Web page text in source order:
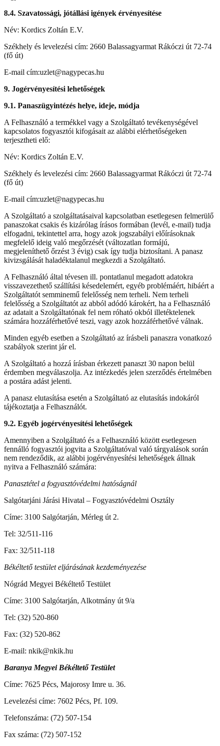
8.4. Szavatossági, jótállási igények érvényesítése
Név: Kordics Zoltán E.V.
Székhely és levelezési cím: 2660 Balassagyarmat Rákóczi út 72-74
(fő út)
E-mail cím:uzlet@nagypecas.hu
9. Jogérvényesítési lehetőségek
9.1. Panaszügyintézés helye, ideje, módja
A Felhasználó a termékkel vagy a Szolgáltató tevékenységével
kapcsolatos fogyasztói kifogásait az alábbi elérhetőségeken
terjesztheti elő:
Név: Kordics Zoltán E.V.
Székhely és levelezési cím: 2660 Balassagyarmat Rákóczi út 72-74
(fő út)
E-mail cím:uzlet@nagypecas.hu
A Szolgáltató a szolgáltatásaival kapcsolatban esetlegesen felmerülő
panaszokat csakis és kizárólag írásos formában (levél, e-mail) tudja
elfogadni, tekintettel arra, hogy azok jogszabályi előírásoknak
megfelelő ideig való megőrzését (változatlan formájú,
megjeleníthető őrzést 3 évig) csak így tudja biztosítani. A panasz
kivizsgálását haladéktalanul megkezdi a Szolgáltató.
A Felhasználó által tévesen ill. pontatlanul megadott adatokra
visszavezethető szállítási késedelemért, egyéb problémáért, hibáért a
Szolgáltatót semminemű felelősség nem terheli. Nem terheli
felelősség a Szolgáltatót az abból adódó károkért, ha a Felhasználó
az adatait a Szolgáltatónak fel nem róható okból illetéktelenek
számára hozzáférhetővé teszi, vagy azok hozzáférhetővé válnak.
Minden egyéb esetben a Szolgáltató az írásbeli panaszra vonatkozó
szabályok szerint jár el.
A Szolgáltató a hozzá írásban érkezett panaszt 30 napon belül
érdemben megválaszolja. Az intézkedés jelen szerződés értelmében
a postára adást jelenti.
A panasz elutasítása esetén a Szolgáltató az elutasítás indokáról
tájékoztatja a Felhasználót.
9.2. Egyéb jogérvényesítési lehetőségek
Amennyiben a Szolgáltató és a Felhasználó között esetlegesen
fennálló fogyasztói jogvita a Szolgáltatóval való tárgyalások során
nem rendeződik, az alábbi jogérvényesítési lehetőségek állnak
nyitva a Felhasználó számára:
Panasztétel a fogyasztóvédelmi hatóságnál
Salgótarjáni Járási Hivatal – Fogyasztóvédelmi Osztály
Címe: 3100 Salgótarján, Mérleg út 2.
Tel: 32/511-116
Fax: 32/511-118
Békéltető testület eljárásának kezdeményezése
Nógrád Megyei Békéltető Testület
Címe: 3100 Salgótarján, Alkotmány út 9/a
Tel: (32) 520-860
Fax: (32) 520-862
E-mail: nkik@nkik.hu
Baranya Megyei Békéltető Testület
Címe: 7625 Pécs, Majorosy Imre u. 36.
Levelezési címe: 7602 Pécs, Pf. 109.
Telefonszáma: (72) 507-154
Fax száma: (72) 507-152